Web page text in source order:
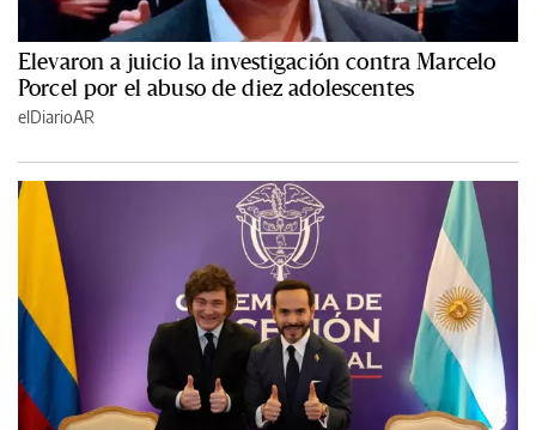
Elevaron a juicio la investigación contra Marcelo
Porcel por el abuso de diez adolescentes
elDiarioAR